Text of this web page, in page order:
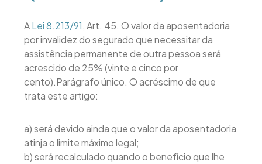
ALei 8.213/91, Art. 45. O valor da aposentadoria
por invalidez do segurado que necessitar da
assistência permanente de outra pessoa será
acrescido de 25% (vinte e cinco por
cento).Parágrafo único. O acréscimo de que
trata este artigo:
a) será devido ainda que o valor da aposentadoria
atinja o limite máximo legal;
b) será recalculado quando o benefício que lhe